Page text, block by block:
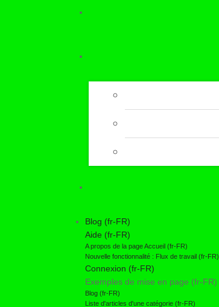
Blog (fr-FR)
Aide (fr-FR)
A propos de la page Accueil (fr-FR)
Nouvelle fonctionnalité : Flux de travail (fr-FR)
Connexion (fr-FR)
Exemples de mise en page (fr-FR)
Blog (fr-FR)
Liste d'articles d'une catégorie (fr-FR)